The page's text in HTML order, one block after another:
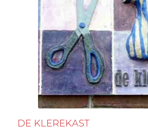
DE KLEREKAST